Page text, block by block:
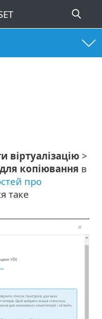
віртуалізацію >
копіювання в
про
таке